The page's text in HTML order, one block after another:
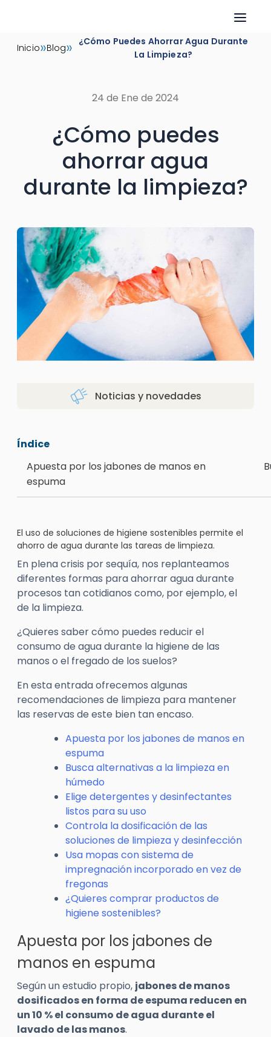
Inicio»Blog» ¿Cómo Puedes Ahorrar Agua Durante
La Limpieza?
24 de Ene de 2024
¿Cómo puedes
ahorrar agua
durante la limpieza?
Noticias y novedades
Índice
Apuesta por los jabones de manos en
espuma
El uso de soluciones de higiene sostenibles permite el
ahorro de agua durante las tareas de limpieza.
En plena crisis por sequía, nos replanteamos
diferentes formas para ahorrar agua durante
procesos tan cotidianos como, por ejemplo, el
de la limpieza.
¿Quieres saber cómo puedes reducir el
consumo de agua durante la higiene de las
manos o el fregado de los suelos?
En esta entrada ofrecemos algunas
recomendaciones de limpieza para mantener
las reservas de este bien tan encaso.
Apuesta por los jabones de manos en
espuma
Busca alternativas a la limpieza en
húmedo
Elige detergentes y desinfectantes
listos para su uso
Controla la dosificación de las
soluciones de limpieza y desinfección
Usa mopas con sistema de
impregnación incorporado en vez de
fregonas
¿Quieres comprar productos de
higiene sostenibles?
Apuesta por los jabones de
manos en espuma
Según un estudio propio, jabones de manos
dosificados en forma de espuma reducen en
un 10 % el consumo de agua durante el
lavado de las manos.